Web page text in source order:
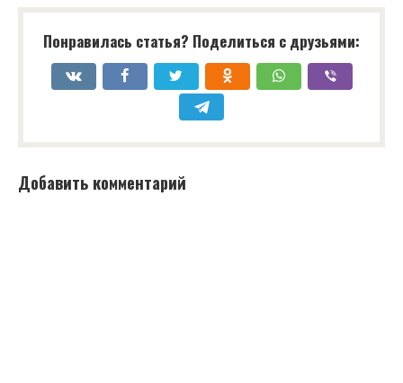
Понравилась статья? Поделиться с друзьями:
Добавить комментарий